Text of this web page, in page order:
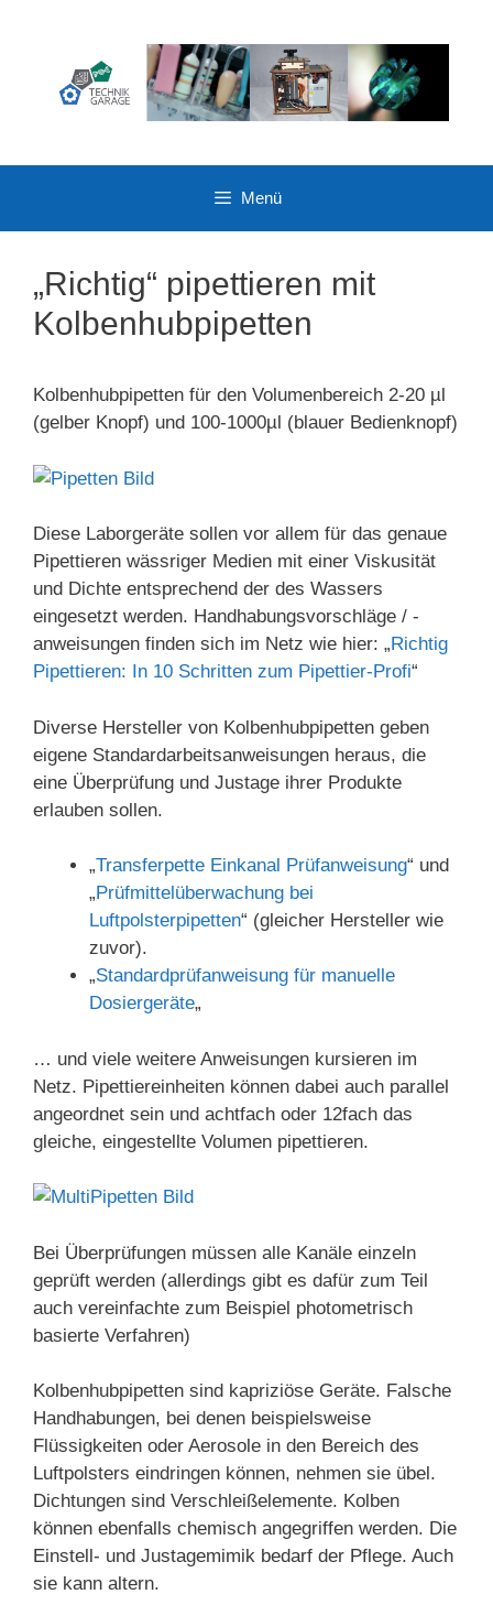
Menü
„Richtig“ pipettieren mit
Kolbenhubpipetten
Kolbenhubpipetten für den Volumenbereich 2-20 µl
(gelber Knopf) und 100-1000µl (blauer Bedienknopf)
Diese Laborgeräte sollen vor allem für das genaue
Pipettieren wässriger Medien mit einer Viskusität
und Dichte entsprechend der des Wassers
eingesetzt werden. Handhabungsvorschläge / -
anweisungen finden sich im Netz wie hier: „Richtig
Pipettieren: In 10 Schritten zum Pipettier-Profi“
Diverse Hersteller von Kolbenhubpipetten geben
eigene Standardarbeitsanweisungen heraus, die
eine Überprüfung und Justage ihrer Produkte
erlauben sollen.
„Transferpette Einkanal Prüfanweisung“ und
„Prüfmittelüberwachung bei
Luftpolsterpipetten“ (gleicher Hersteller wie
zuvor).
„Standardprüfanweisung für manuelle
Dosiergeräte„
… und viele weitere Anweisungen kursieren im
Netz. Pipettiereinheiten können dabei auch parallel
angeordnet sein und achtfach oder 12fach das
gleiche, eingestellte Volumen pipettieren.
Bei Überprüfungen müssen alle Kanäle einzeln
geprüft werden (allerdings gibt es dafür zum Teil
auch vereinfachte zum Beispiel photometrisch
basierte Verfahren)
Kolbenhubpipetten sind kapriziöse Geräte. Falsche
Handhabungen, bei denen beispielsweise
Flüssigkeiten oder Aerosole in den Bereich des
Luftpolsters eindringen können, nehmen sie übel.
Dichtungen sind Verschleißelemente. Kolben
können ebenfalls chemisch angegriffen werden. Die
Einstell- und Justagemimik bedarf der Pflege. Auch
sie kann altern.